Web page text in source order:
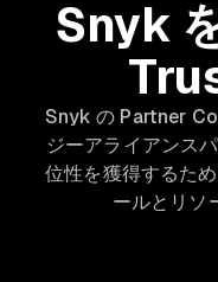
Snyk
Snyk の Partner
ジーアライアンス
位性を獲得するた
ールとリソ